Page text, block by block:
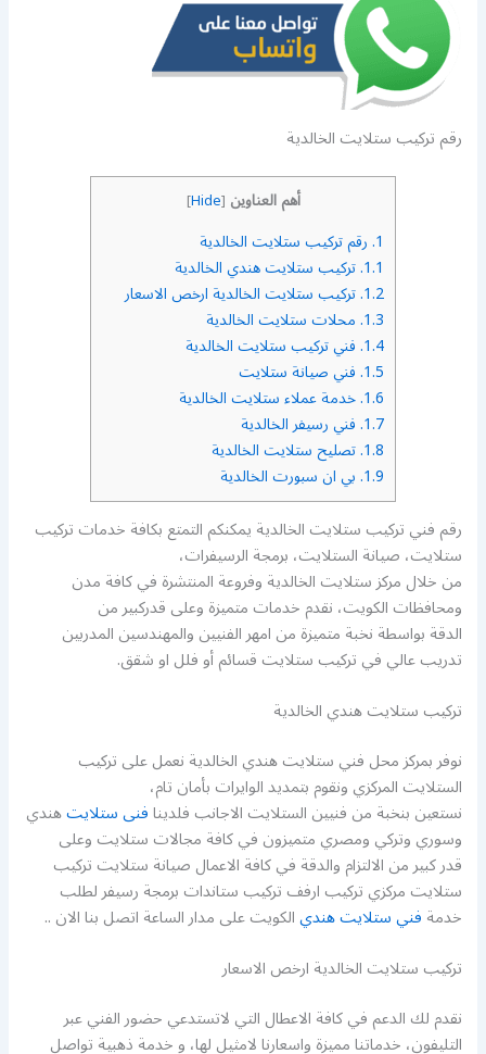
رقم تركيب ستلايت الخالدية
أهم العناوين [
Hide
]
1. رقم تركيب ستلايت الخالدية
1.1. تركيب ستلايت هندي الخالدية
1.2. تركيب ستلايت الخالدية ارخص الاسعار
1.3. محلات ستلايت الخالدية
1.4. فني تركيب ستلايت الخالدية
1.5. فني صيانة ستلايت
1.6. خدمة عملاء ستلايت الخالدية
1.7. فني رسيفر الخالدية
1.8. تصليح ستلايت الخالدية
1.9. بي ان سبورت الخالدية
رقم فني تركيب ستلايت الخالدية يمكنكم التمتع بكافة خدمات تركيب
ستلايت، صيانة الستلايت، برمجة الرسيفرات،
من خلال مركز ستلايت الخالدية وفروعة المنتشرة في كافة مدن
ومحافظات الكويت، نقدم خدمات متميزة وعلى قدركبير من
الدقة بواسطة نخبة متميزة من امهر الفنيين والمهندسين المدربين
تدريب عالي في تركيب ستلايت قسائم أو فلل او شقق.
تركيب ستلايت هندي الخالدية
نوفر بمركز محل فني ستلايت هندي الخالدية نعمل على تركيب
الستلايت المركزي ونقوم بتمديد الوايرات بأمان تام،
نستعين بنخبة من فنيين الستلايت الاجانب فلدينافنى ستلايتهندي
وسوري وتركي ومصري متميزون في كافة مجالات ستلايت وعلى
قدر كبير من الالتزام والدقة في كافة الاعمال صيانة ستلايت تركيب
ستلايت مركزي تركيب ارفف تركيب ستاندات برمجة رسيفر لطلب
خدمةفني ستلايت هنديالكويت على مدار الساعة اتصل بنا الان ..
تركيب ستلايت الخالدية ارخص الاسعار
نقدم لك الدعم في كافة الاعطال التي لاتستدعي حضور الفني عبر
التليفون، خدماتنا مميزة واسعارنا لامثيل لها، و خدمة ذهبية تواصل